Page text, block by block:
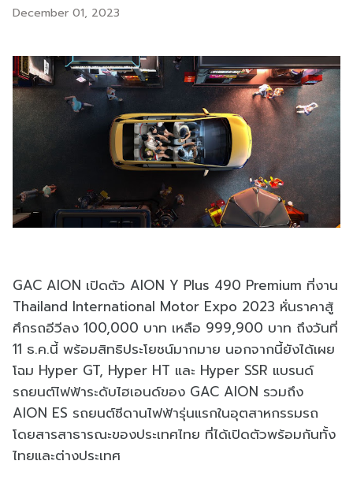
December 01, 2023
GAC AION เปิดตัว AION Y Plus 490 Premium ที่งาน
Thailand International Motor Expo 2023 หั่นราคาสู้
ศึกรถอีวีลง 100,000 บาท เหลือ 999,900 บาท ถึงวันที่
11 ธ.ค.นี้ พร้อมสิทธิประโยชน์มากมาย นอกจากนี้ยังได้เผย
โฉม Hyper GT, Hyper HT และ Hyper SSR แบรนด์
รถยนต์ไฟฟ้าระดับไฮเอนด์ของ GAC AION รวมถึง
AION ES รถยนต์ซีดานไฟฟ้ารุ่นแรกในอุตสาหกรรมรถ
โดยสารสาธารณะของประเทศไทย ที่ได้เปิดตัวพร้อมกันทั้ง
ไทยและต่างประเทศ